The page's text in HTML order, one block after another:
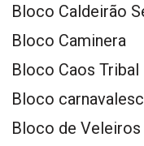
Bloco Caldeirão
Bloco Caminera
Bloco Caos Tribal
Bloco
Bloco de